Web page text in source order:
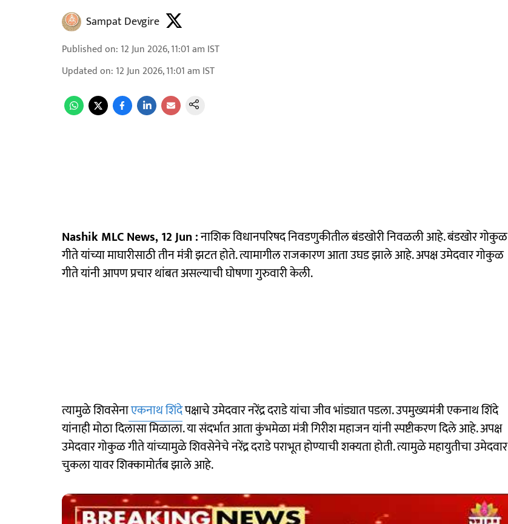
Sampat Devgire
Published on: 12 Jun 2026, 11:01 am IST
Updated on: 12 Jun 2026, 11:01 am IST
Nashik MLC News, 12 Jun :नाशिक विधानपरिषद निवडणुकीतील बंडखोरी निवळली आहे. बंडखोर गोकुळ
गीते यांच्या माघारीसाठी तीन मंत्री झटत होते. त्यामागील राजकारण आता उघड झाले आहे. अपक्ष उमेदवार गोकुळ
गीते यांनी आपण प्रचार थांबत असल्याची घोषणा गुरुवारी केली.
त्यामुळे शिवसेनाएकनाथ शिंदेपक्षाचे उमेदवार नरेंद्र दराडे यांचा जीव भांड्यात पडला. उपमुख्यमंत्री एकनाथ शिंदे
यांनाही मोठा दिलासा मिळाला. या संदर्भात आता कुंभमेळा मंत्री गिरीश महाजन यांनी स्पष्टीकरण दिले आहे. अपक्ष
उमेदवार गोकुळ गीते यांच्यामुळे शिवसेनेचे नरेंद्र दराडे पराभूत होण्याची शक्यता होती. त्यामुळे महायुतीचा उमेदवार
चुकला यावर शिक्कामोर्तब झाले आहे.